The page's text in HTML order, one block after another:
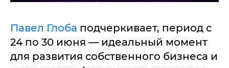
Павел Глоба подчеркивает, период с
24 по 30 июня — идеальный момент
для развития собственного бизнеса и